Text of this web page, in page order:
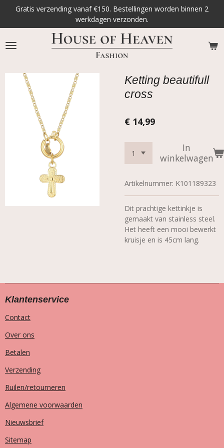
naar
de
hoofdinhoud
Gratis verzending vanaf €150. Bestellingen worden binnen 2
werkdagen verzonden.
Ketting beautifull
cross
€ 14,99
In
winkelwagen
Artikelnummer: K101189323
Dit prachtige kettinkje is
gemaakt van stainless steel.
Het heeft een mooi bewerkt
kruisje en is 45cm lang.
Klantenservice
Contact
Over ons
Betalen
Verzending
Ruilen/retourneren
Algemene voorwaarden
Nieuwsbrief
Sitemap